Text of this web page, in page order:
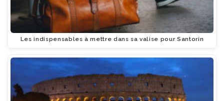
Les indispensables à mettre dans sa valise pour Santorin